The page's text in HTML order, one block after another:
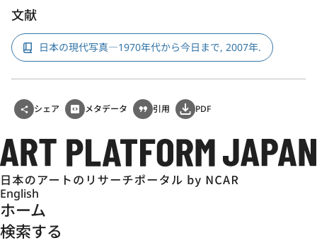
文献
日本の現代写真―1970年代から今日まで, 2007年.
シェア メタデータ 引用 PDF
English
ホーム
検索する